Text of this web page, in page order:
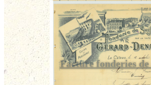
Facture fonderies